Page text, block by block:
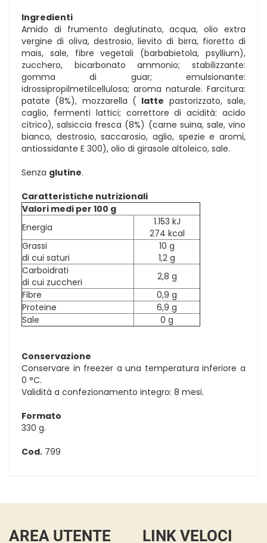
Ingredienti
Amido di frumento deglutinato, acqua, olio extra
vergine di oliva, destrosio, lievito di birra, fioretto di
mais, sale, fibre vegetali (barbabietola, psyllium),
zucchero, bicarbonato ammonio; stabilizzante:
gomma di guar; emulsionante:
idrossipropilmetilcellulosa; aroma naturale. Farcitura:
patate (8%), mozzarella ( latte pastorizzato, sale,
caglio, fermenti lattici; correttore di acidità: acido
citrico), salsiccia fresca (8%) (carne suina, sale, vino
bianco, destrosio, saccarosio, aglio, spezie e aromi,
antiossidante E 300), olio di girasole altoleico, sale.
Senza glutine.
Caratteristiche nutrizionali
Valori medi per 100 g
Energia
1.153 kJ
274 kcal
Grassi
di cui saturi
10 g
1,2 g
Carboidrati
di cui zuccheri
2,8 g
Fibre
0,9 g
Proteine
6,9 g
Sale
0 g
Conservazione
Conservare in freezer a una temperatura inferiore a
0 °C.
Validità a confezionamento integro: 8 mesi.
Formato
330 g.
Cod. 799
AREA UTENTE LINK VELOCI